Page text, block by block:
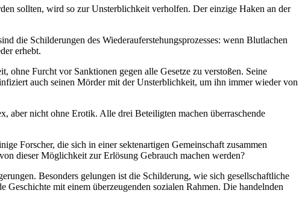
sollten, wird so zur Unsterblichkeit verholfen. Der einzige Haken an der
die Schilderungen des Wiederauferstehungsprozesses: wenn Blutlachen
erhebt.
Furcht vor Sanktionen gegen alle Gesetze zu verstoßen. Seine
auch seinen Mörder mit der Unsterblichkeit, um ihn immer wieder von
aber nicht ohne Erotik. Alle drei Beteiligten machen überraschende
Forscher, die sich in einer sektenartigen Gemeinschaft zusammen
dieser Möglichkeit zur Erlösung Gebrauch machen werden?
Besonders gelungen ist die Schilderung, wie sich gesellschaftliche
mit einem überzeugenden sozialen Rahmen. Die handelnden